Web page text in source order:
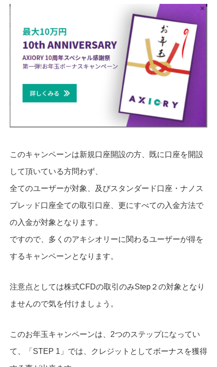
このキャンペーンは新規口座開設の方、既に口座を開設
して頂いている方問わず、
全てのユーザーが対象、及びスタンダード口座・ナノス
プレッド口座全ての取引口座、更にすべての入金方法で
の入金が対象となります。
ですので、多くのアキシオリーに関わるユーザーが得を
するキャンペーンとなります。
注意点としては株式CFDの取引のみStep２の対象となり
ませんので気を付けましょう。
このお年玉キャンペーンは、2つのステップになってい
て、「STEP 1」では、クレジットとしてボーナスを獲得